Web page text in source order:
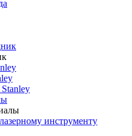
инструменту